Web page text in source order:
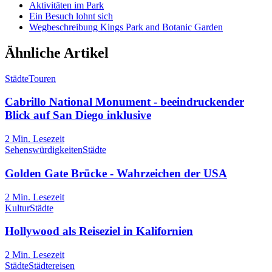
Aktivitäten im Park
Ein Besuch lohnt sich
Wegbeschreibung Kings Park and Botanic Garden
Ähnliche Artikel
StädteTouren
Cabrillo National Monument - beeindruckender
Blick auf San Diego inklusive
2 Min. Lesezeit
SehenswürdigkeitenStädte
Golden Gate Brücke - Wahrzeichen der USA
2 Min. Lesezeit
KulturStädte
Hollywood als Reiseziel in Kalifornien
2 Min. Lesezeit
StädteStädtereisen